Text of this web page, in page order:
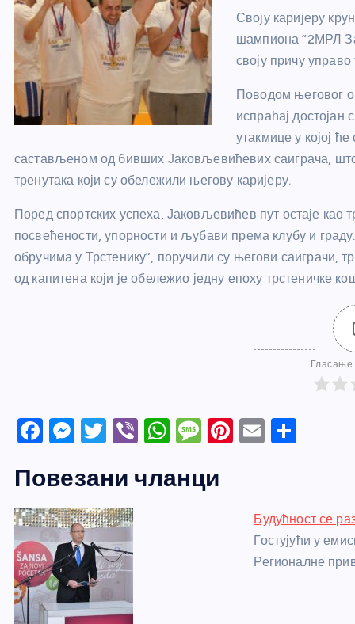
Своју каријеру
шампиона “2МРЛ
своју причу управо
Поводом његовог
испраћај достојан
утакмице у којој
састављеном од бивших Јаковљевићевих саиграча,
тренутака који су обележили његову каријеру.
Поред спортских успеха, Јаковљевићев пут остаје као
посвећености, упорности и љубави према клубу и
обручима у Трстенику”, поручили су његови саиграчи,
од капитена који је обележио једну епоху трстеничке
Гласање
F
c
e
b
o
o
k
M
ss
e
n
g
er
T
itt
er
Vi
er
W
at
M
ss
Pi
st
E
Повезани чланци
Будућност се
Гостујући у
Регионалне